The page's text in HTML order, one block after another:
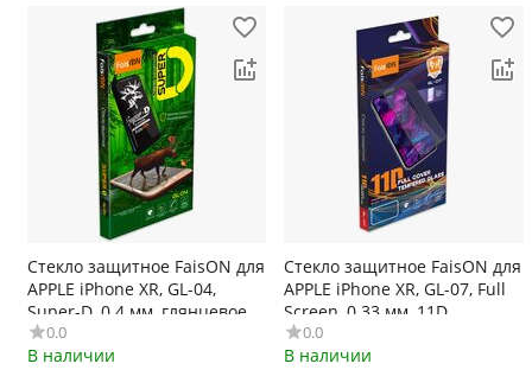
Стекло защитное FaisON для
APPLE iPhone XR, GL-04,
Super-D, 0.4 мм, глянцевое,
цвет: чёрный
0.0
В наличии
Стекло защитное FaisON для
APPLE iPhone XR, GL-07, Full
Screen, 0.33 мм, 11D,
глянцевое, цвет: чёрный
0.0
В наличии